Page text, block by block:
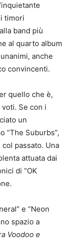
timori
band più
al quarto album
anche
convincenti.
quello che è,
Se con i
un
“The Suburbs”,
passato. Una
attuata dai
di “OK
e “Neon
spazio a
Voodoo e